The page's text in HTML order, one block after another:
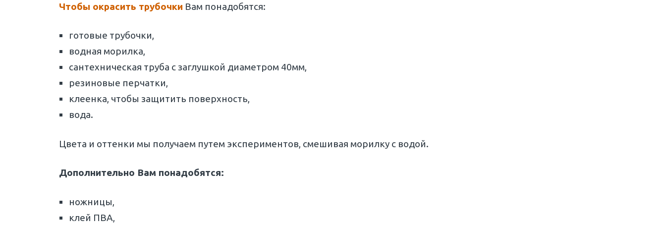
Чтобы окрасить трубочки Вам понадобятся:
готовые трубочки,
водная морилка,
сантехническая труба с заглушкой диаметром 40мм,
резиновые перчатки,
клеенка, чтобы защитить поверхность,
вода.
Цвета и оттенки мы получаем путем экспериментов, смешивая морилку с водой.
Дополнительно Вам понадобятся:
ножницы,
клей ПВА,